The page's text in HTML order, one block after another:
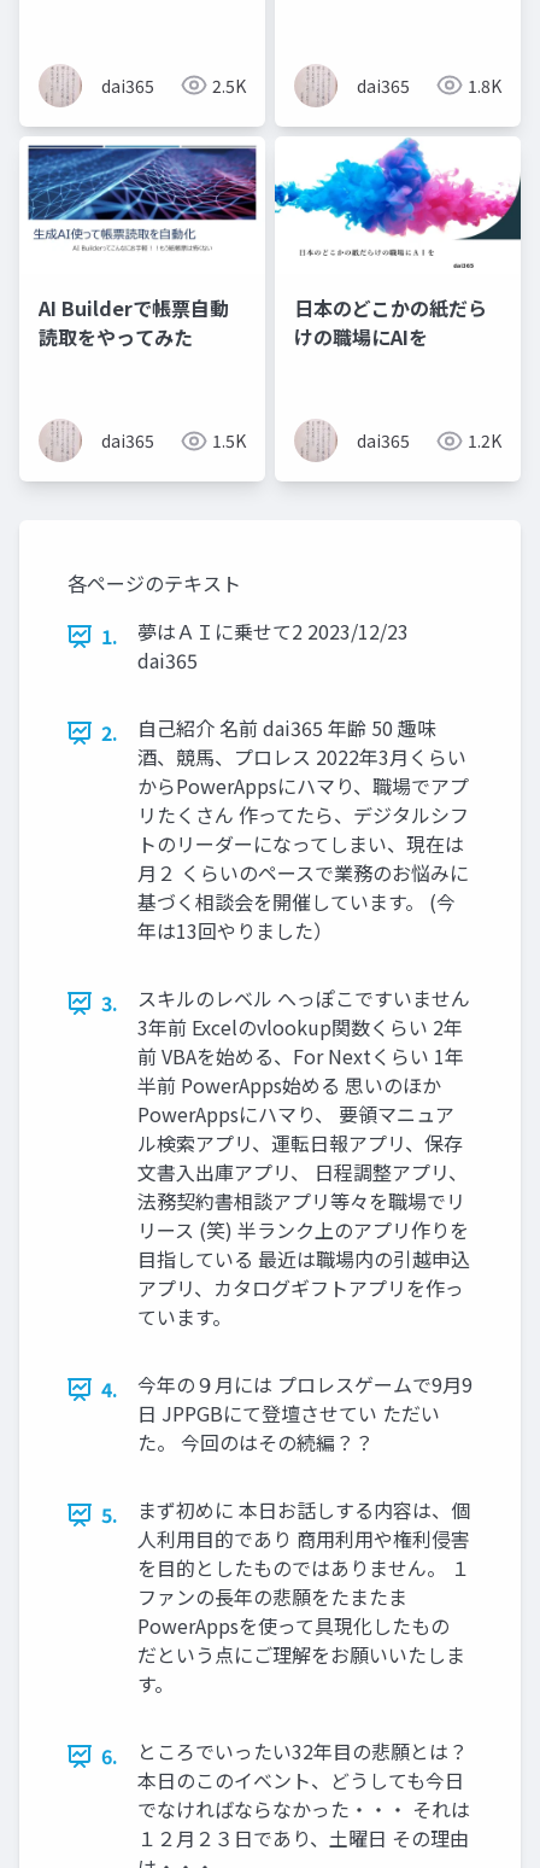
dai365 2.5K dai365 1.8K
AI Builderで帳票自動
読取をやってみた
dai365 1.5K
日本のどこかの紙だら
けの職場にAIを
dai365 1.2K
各ページのテキスト
1.
夢はＡＩに乗せて2 2023/12/23
dai365
2.
自己紹介 名前 dai365 年齢 50 趣味
酒、競馬、プロレス 2022年3月くらい
からPowerAppsにハマり、職場でアプ
リたくさん 作ってたら、デジタルシフ
トのリーダーになってしまい、現在は
月２ くらいのペースで業務のお悩みに
基づく相談会を開催しています。 (今
年は13回やりました）
3.
スキルのレベル へっぽこですいません
3年前 Excelのvlookup関数くらい 2年
前 VBAを始める、For Nextくらい 1年
半前 PowerApps始める 思いのほか
PowerAppsにハマり、 要領マニュア
ル検索アプリ、運転日報アプリ、保存
文書入出庫アプリ、 日程調整アプリ、
法務契約書相談アプリ等々を職場でリ
リース (笑) 半ランク上のアプリ作りを
目指している 最近は職場内の引越申込
アプリ、カタログギフトアプリを作っ
ています。
4.
今年の９月には プロレスゲームで9月9
日 JPPGBにて登壇させてい ただい
た。 今回のはその続編？？
5.
まず初めに 本日お話しする内容は、個
人利用目的であり 商用利用や権利侵害
を目的としたものではありません。 １
ファンの長年の悲願をたまたま
PowerAppsを使って具現化したもの
だという点にご理解をお願いいたしま
す。
6.
ところでいったい32年目の悲願とは？
本日のこのイベント、どうしても今日
でなければならなかった・・・ それは
１２月２３日であり、土曜日 その理由